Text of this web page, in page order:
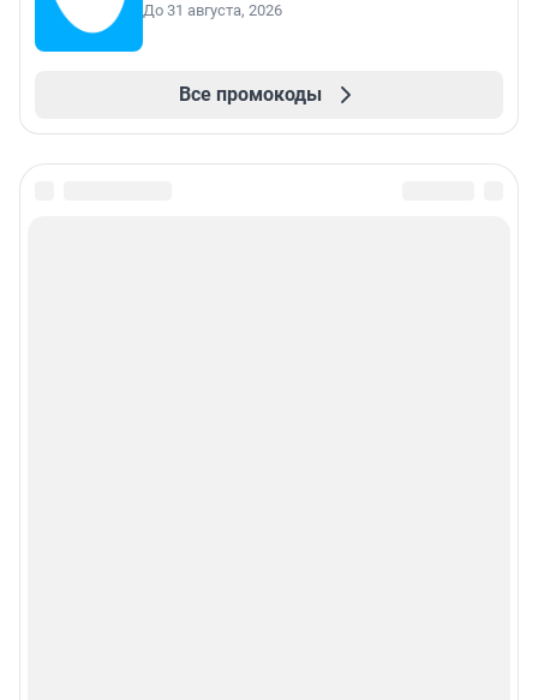
До 31 августа, 2026
Все промокоды